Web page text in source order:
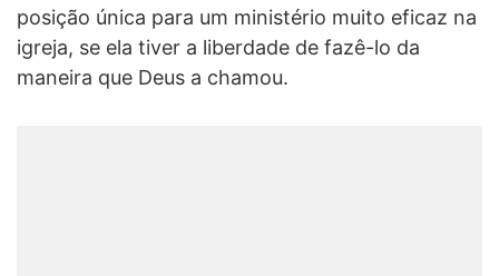
posição única para um ministério muito eficaz na
igreja, se ela tiver a liberdade de fazê-lo da
maneira que Deus a chamou.